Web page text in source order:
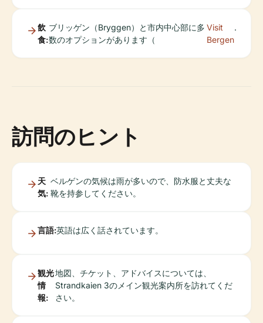
飲
食:
ブリッゲン（Bryggen）と市内中心部に多
数のオプションがあります（
Visit
Bergen
.
訪問のヒント
天
気:
ベルゲンの気候は雨が多いので、防水服と丈夫な
靴を持参してください。
言語:英語は広く話されています。
観光
情
報:
地図、チケット、アドバイスについては、
Strandkaien 3のメイン観光案内所を訪れてくだ
さい。